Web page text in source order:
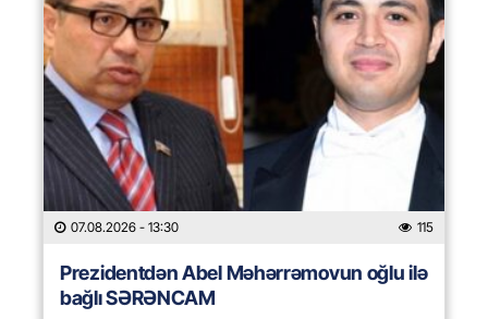
07.08.2026 - 13:30 115
Prezidentdən Abel Məhərrəmovun oğlu ilə
bağlı SƏRƏNCAM